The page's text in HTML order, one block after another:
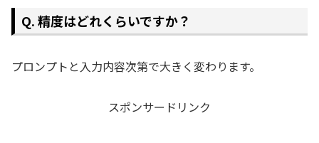
Q. 精度はどれくらいですか？
プロンプトと入力内容次第で大きく変わります。
スポンサードリンク